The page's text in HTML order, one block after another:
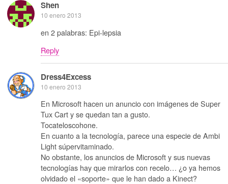
Shen
10 enero 2013
en 2 palabras: Epi-lepsia
Reply
Dress4Excess
10 enero 2013
En Microsoft hacen un anuncio con imágenes de Super
Tux Cart y se quedan tan a gusto.
Tocateloscohone.
En cuanto a la tecnología, parece una especie de Ambi
Light súpervitaminado.
No obstante, los anuncios de Microsoft y sus nuevas
tecnologías hay que mirarlos con recelo… ¿o ya hemos
olvidado el «soporte» que le han dado a Kinect?